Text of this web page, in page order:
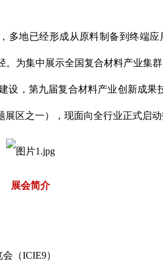
多地已经形成从原料制备到终端
为集中展示全国复合材料产业集
设，第九届复合材料产业创新成果
区之一），现面向全行业正式启动
展会简介
（ICIE9）